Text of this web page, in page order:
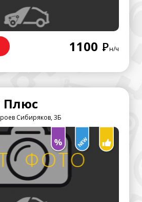
1100 Рн/ч
Плюс
Сибиряков, 3Б